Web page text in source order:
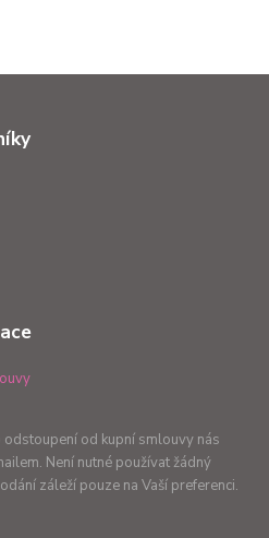
od kupní smlouvy nás
Není nutné používat žádný
záleží pouze na Vaší preferenci.